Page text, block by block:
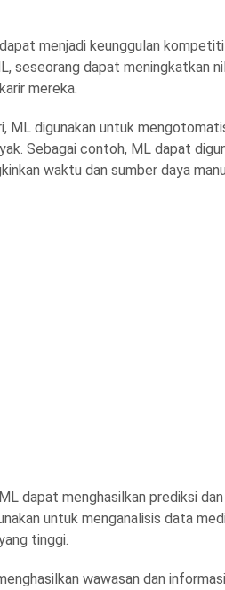
menjadi keunggulan
seseorang dapat meningkatkan
mereka.
ML digunakan untuk
Sebagai contoh, ML dapat
waktu dan sumber daya
dapat menghasilkan prediksi
untuk menganalisis data
tinggi.
wawasan dan